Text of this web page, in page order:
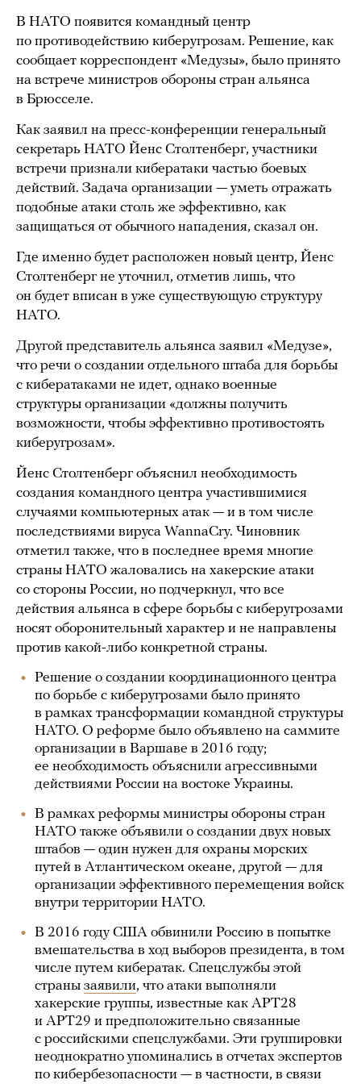
В НАТО появится командный центр
по противодействию киберугрозам. Решение, как
сообщает корреспондент «Медузы», было принято
на встрече министров обороны стран альянса
в Брюсселе.
Как заявил на пресс-конференции генеральный
секретарь НАТО Йенс Столтенберг, участники
встречи признали кибератаки частью боевых
действий. Задача организации — уметь отражать
подобные атаки столь же эффективно, как
защищаться от обычного нападения, сказал он.
Где именно будет расположен новый центр, Йенс
Столтенберг не уточнил, отметив лишь, что
он будет вписан в уже существующую структуру
НАТО.
Другой представитель альянса заявил «Медузе»,
что речи о создании отдельного штаба для борьбы
с кибератаками не идет, однако военные
структуры организации «должны получить
возможности, чтобы эффективно противостоять
киберугрозам».
Йенс Столтенберг объяснил необходимость
создания командного центра участившимися
случаями компьютерных атак — и в том числе
последствиями вируса WannaCry. Чиновник
отметил также, что в последнее время многие
страны НАТО жаловались на хакерские атаки
со стороны России, но подчеркнул, что все
действия альянса в сфере борьбы с киберугрозами
носят оборонительный характер и не направлены
против какой-либо конкретной страны.
Решение о создании координационного центра
по борьбе с киберугрозами было принято
в рамках трансформации командной структуры
НАТО. О реформе было объявлено на саммите
организации в Варшаве в 2016 году;
ее необходимость объяснили агрессивными
действиями России на востоке Украины.
В рамках реформы министры обороны стран
НАТО также объявили о создании двух новых
штабов — один нужен для охраны морских
путей в Атлантическом океане, другой — для
организации эффективного перемещения войск
внутри территории НАТО.
В 2016 году США обвинили Россию в попытке
вмешательства в ход выборов президента, в том
числе путем кибератак. Спецслужбы этой
страны заявили, что атаки выполняли
хакерские группы, известные как APT28
и APT29 и предположительно связанные
с российскими спецслужбами. Эти группировки
неоднократно упоминались в отчетах экспертов
по кибербезопасности — в частности, в связи